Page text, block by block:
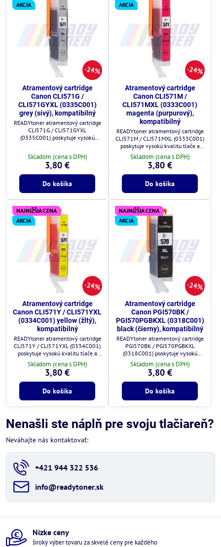
24%
AKCIA
Atramentový cartridge
Canon CLI571G /
CLI571GYXL (0335C001)
grey (sivý), kompatibilný
READYtoner atramentový cartridge
CLI571G / CLI571GYXL
(0335C001) poskytuje vysokú
Skladom (cena s DPH)
3,80 €
Do košíka
24%
AKCIA
Atramentový cartridge
Canon CLI571M /
CLI571MXL (0333C001)
magenta (purpurový),
kompatibilný
READYtoner atramentový cartridge
CLI571M / CLI571MXL (0333C001)
poskytuje vysokú kvalitu tlače a
plnú kompatibilitu s tlačiarňami
Canon.
Skladom (cena s DPH)
3,80 €
Do košíka
24%
NAJNIŽŠIA CENA
AKCIA
Atramentový cartridge
Canon CLI571Y / CLI571YXL
(0334C001) yellow (žltý),
kompatibilný
READYtoner atramentový cartridge
CLI571Y / CLI571YXL (0334C001)
poskytuje vysokú kvalitu tlače a
plnú kompatibilitu s tlačiarňami
Canon.
Skladom (cena s DPH)
3,80 €
Do košíka
24%
NAJNIŽŠIA CENA
AKCIA
Atramentový cartridge
Canon PGI570BK /
PGI570PGBKXL (0318C001)
black (čierny), kompatibilný
READYtoner atramentový cartridge
PGI570BK / PGI570PGBKXL
(0318C001) poskytuje vysokú
kvalitu tlače a plnú kompatibilitu s
tlačiarňami Canon.
Skladom (cena s DPH)
3,80 €
Do košíka
Nenašli ste náplň pre svoju tlačiareň?
Neváhajte nás kontaktovať:
+421 944 322 536
info​@readytoner​.sk
Nízke ceny
široký výber tovaru za skvelé ceny pre každého